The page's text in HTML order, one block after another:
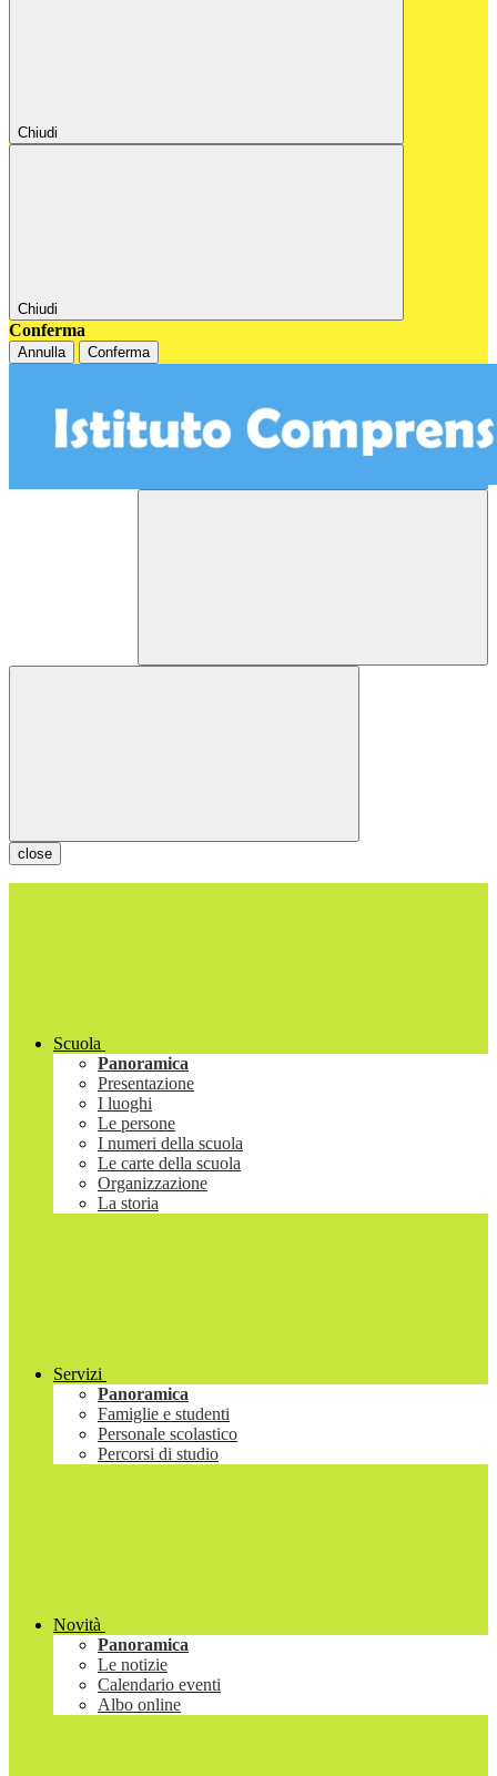
Chiudi
Chiudi
Conferma
Annulla Conferma
close
Scuola
Panoramica
Presentazione
I luoghi
Le persone
I numeri della scuola
Le carte della scuola
Organizzazione
La storia
Servizi
Panoramica
Famiglie e studenti
Personale scolastico
Percorsi di studio
Novità
Panoramica
Le notizie
Calendario eventi
Albo online